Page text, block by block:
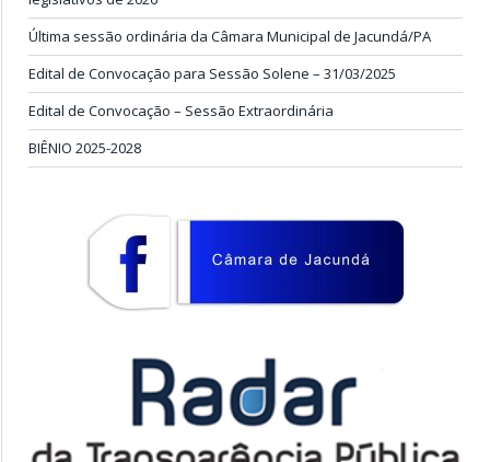
Última sessão ordinária da Câmara Municipal de Jacundá/PA
Edital de Convocação para Sessão Solene – 31/03/2025
Edital de Convocação – Sessão Extraordinária
BIÊNIO 2025-2028